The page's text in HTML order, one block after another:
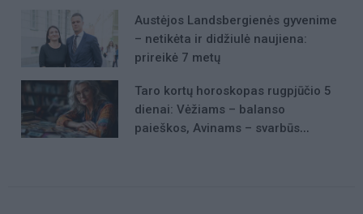
Austėjos Landsbergienės gyvenime
– netikėta ir didžiulė naujiena:
prireikė 7 metų
Taro kortų horoskopas rugpjūčio 5
dienai: Vėžiams – balanso
paieškos, Avinams – svarbūs